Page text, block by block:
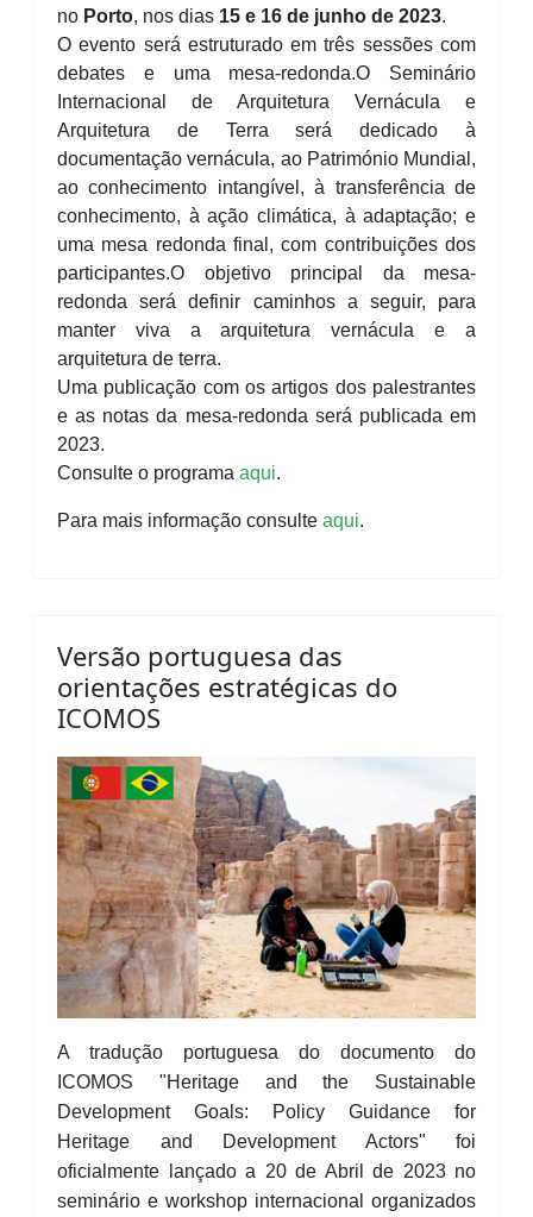
no Porto, nos dias 15 e 16 de junho de 2023.
O evento será estruturado em três sessões com
debates e uma mesa-redonda.O Seminário
Internacional de Arquitetura Vernácula e
Arquitetura de Terra será dedicado à
documentação vernácula, ao Património Mundial,
ao conhecimento intangível, à transferência de
conhecimento, à ação climática, à adaptação; e
uma mesa redonda final, com contribuições dos
participantes.O objetivo principal da mesa-
redonda será definir caminhos a seguir, para
manter viva a arquitetura vernácula e a
arquitetura de terra.
Uma publicação com os artigos dos palestrantes
e as notas da mesa-redonda será publicada em
2023.
Consulte o programa aqui.
Para mais informação consulte aqui.
Versão portuguesa das
orientações estratégicas do
ICOMOS
A tradução portuguesa do documento do
ICOMOS "Heritage and the Sustainable
Development Goals: Policy Guidance for
Heritage and Development Actors" foi
oficialmente lançado a 20 de Abril de 2023 no
seminário e workshop internacional organizados